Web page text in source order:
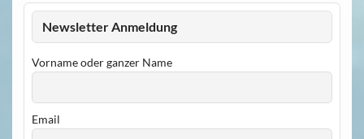
Newsletter Anmeldung
Vorname oder ganzer Name
Email